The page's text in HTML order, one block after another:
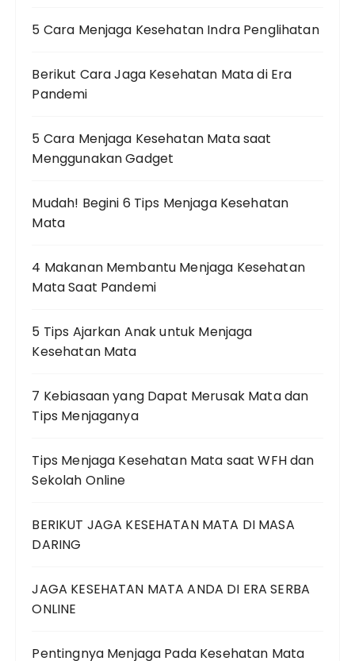
5 Cara Menjaga Kesehatan Indra Penglihatan
Berikut Cara Jaga Kesehatan Mata di Era
Pandemi
5 Cara Menjaga Kesehatan Mata saat
Menggunakan Gadget
Mudah! Begini 6 Tips Menjaga Kesehatan
Mata
4 Makanan Membantu Menjaga Kesehatan
Mata Saat Pandemi
5 Tips Ajarkan Anak untuk Menjaga
Kesehatan Mata
7 Kebiasaan yang Dapat Merusak Mata dan
Tips Menjaganya
Tips Menjaga Kesehatan Mata saat WFH dan
Sekolah Online
BERIKUT JAGA KESEHATAN MATA DI MASA
DARING
JAGA KESEHATAN MATA ANDA DI ERA SERBA
ONLINE
Pentingnya Menjaga Pada Kesehatan Mata